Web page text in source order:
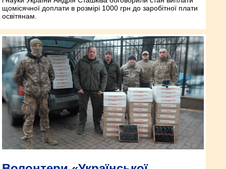
щомісячної доплати в розмірі 1000 грн до заробітної плати
освітянам.